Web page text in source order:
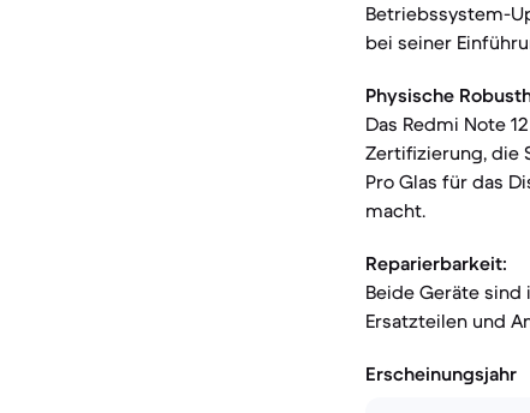
Betriebssystem-
bei seiner
Physische
Das Redmi Note
Zertifizierung, die
Pro Glas für das
macht.
Reparierbarkeit:
Beide Geräte
Ersatzteilen und
Erscheinungsjahr